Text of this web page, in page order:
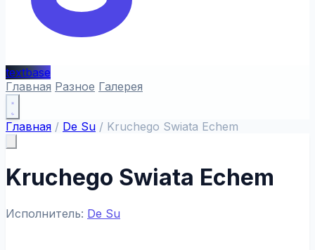
textbase
Главная Разное Галерея
Главная / De Su / Kruchego Swiata Echem
Kruchego Swiata Echem
Исполнитель: De Su